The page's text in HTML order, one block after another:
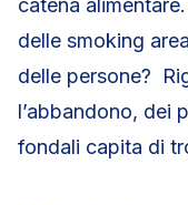
catena
delle smoking
delle persone?
l’abbandono, dei
fondali capita di